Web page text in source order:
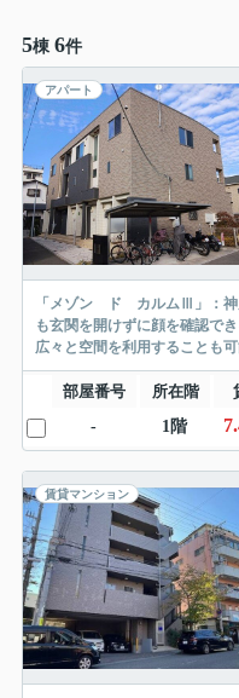
5棟 6件
アパート
「メゾン ド カルムⅢ」：神
も玄関を開けずに顔を確認で
広々と空間を利用することも
部屋番号 所在階
-
1階
賃貸マンション